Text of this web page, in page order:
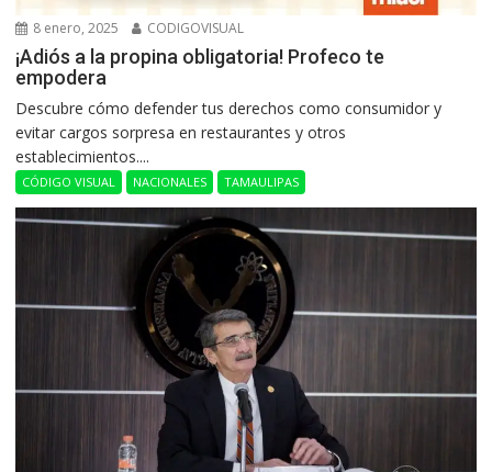
8 enero, 2025 CODIGOVISUAL
¡Adiós a la propina obligatoria! Profeco te
empodera
Descubre cómo defender tus derechos como consumidor y
evitar cargos sorpresa en restaurantes y otros
establecimientos....
CÓDIGO VISUAL NACIONALES TAMAULIPAS